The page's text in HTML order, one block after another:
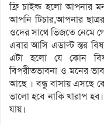
ফ্রি চাইল্ড হলো আপনার
আপনি টিচার,আপনার
ওদের সাথে ভিজতে নেমে
এবার আসি এডাল্ট স্তর
এটা হলো যে কোন
বিপরীতভাবনা ও মনের
আছে । বন্ধু বাসায় এসছে
ভালো হবে নাকি খারাপ
যায়।